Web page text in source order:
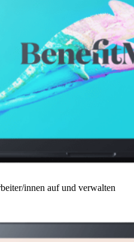
innen auf und verwalten